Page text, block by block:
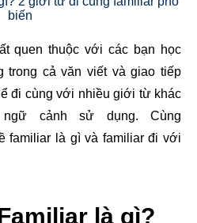
quen thuộc với các bạn học
trong cả văn viết và giao tiếp
đi cùng với nhiều giới từ khác
cảnh sử dụng. Cùng
familiar là gì và familiar đi với
là gì?